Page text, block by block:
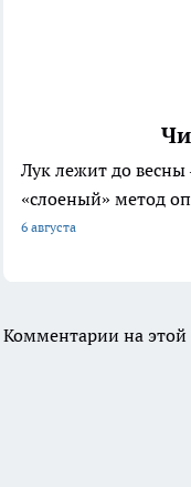
Лук лежит до весны
«слоеный» метод
6 августа
Комментарии на